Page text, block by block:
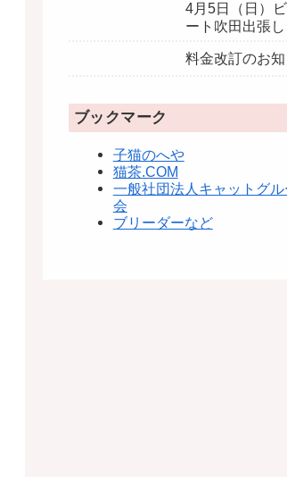
4月5日（日）
ート吹田出張し
料金改訂のお
ブックマーク
子猫のへや
猫茶.COM
一般社団法人キャットグ
会
ブリーダーなど